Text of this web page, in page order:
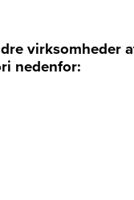
virksomheder
nedenfor: